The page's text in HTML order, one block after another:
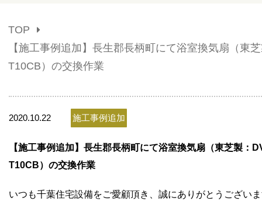
お問い合わせ
会社概要
TOP
【施工事例追加】長生郡長柄町にて浴室換気扇（東
T10CB）の交換作業
2020.10.22 施工事例追加
【施工事例追加】長生郡長柄町にて浴室換気扇（東芝製：
T10CB）の交換作業
いつも千葉住宅設備をご愛顧頂き、誠にありがとうござい